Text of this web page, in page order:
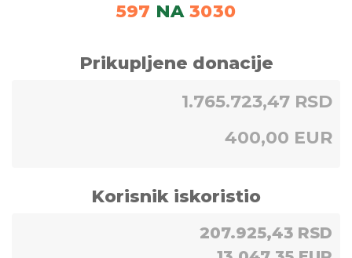
597 NA 3030
Prikupljene donacije
1.765.723,47 RSD
400,00 EUR
Korisnik iskoristio
207.925,43 RSD